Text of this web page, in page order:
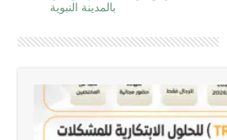
بالمدينة النبوية